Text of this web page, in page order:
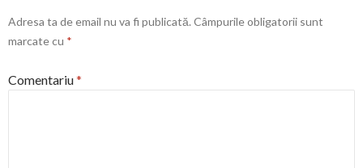
Adresa ta de email nu va fi publicată. Câmpurile obligatorii sunt
marcate cu *
Comentariu*